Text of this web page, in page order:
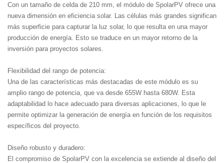
Con un tamaño de celda de 210 mm, el módulo de SpolarPV ofrece una
nueva dimensión en eficiencia solar. Las células más grandes significan
más superficie para capturar la luz solar, lo que resulta en una mayor
producción de energía. Esto se traduce en un mayor retorno de la
inversión para proyectos solares.
Flexibilidad del rango de potencia:
Una de las características más destacadas de este módulo es su
amplio rango de potencia, que va desde 655W hasta 680W. Esta
adaptabilidad lo hace adecuado para diversas aplicaciones, lo que le
permite optimizar la generación de energía en función de los requisitos
específicos del proyecto.
Diseño robusto y duradero:
El compromiso de SpolarPV con la excelencia se extiende al diseño del